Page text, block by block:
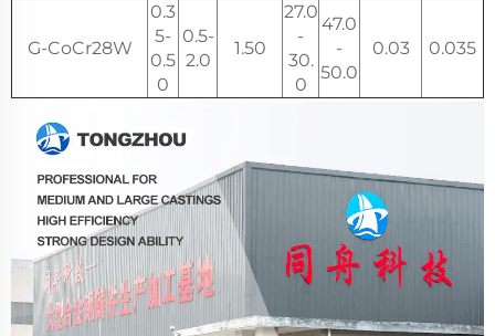
G-CoCr28W
0.3
5-
0.5
0
0.5-
2.0
1.50
27.0
-
30.
0
47.0
-
50.0
0.03 0.035